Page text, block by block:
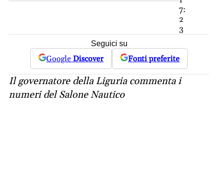
7:
2
3
Seguici su
Google Discover Fonti preferite
Il governatore della Liguria commenta i
numeri del Salone Nautico